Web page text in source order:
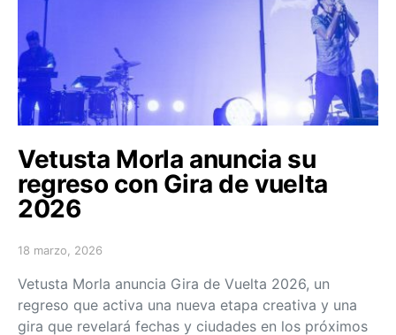
Vetusta Morla anuncia su
regreso con Gira de vuelta
2026
Posted on
18 marzo, 2026
Vetusta Morla anuncia Gira de Vuelta 2026, un
regreso que activa una nueva etapa creativa y una
gira que revelará fechas y ciudades en los próximos